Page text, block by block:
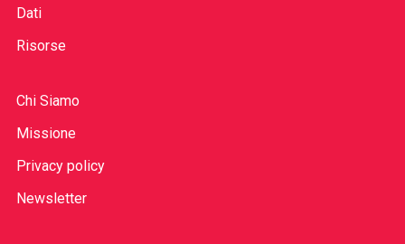
Dati
Risorse
Chi Siamo
Missione
Privacy policy
Newsletter